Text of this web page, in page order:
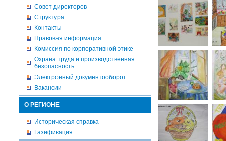
Совет директоров
Структура
Контакты
Правовая информация
Комиссия по корпоративной этике
Охрана труда и производственная
безопасность
Электронный документооборот
Вакансии
О РЕГИОНЕ
Историческая справка
Газификация